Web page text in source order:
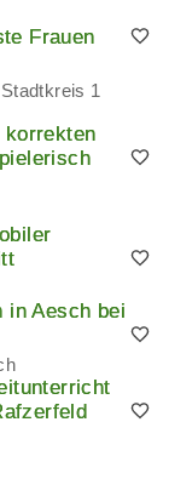
Frauen
1
korrekten
in Aesch bei